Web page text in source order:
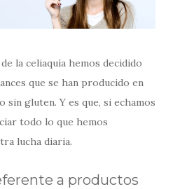
la celiaquía hemos decidido
que se han producido en
sin gluten. Y es que, si echamos
todo lo que hemos
lucha diaria.
a productos